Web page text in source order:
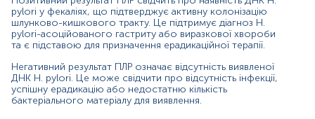
Гастроентерологія:діагностика диспепсії,
виразкової хвороби, хронічного гастриту.
Онкологія:оцінка ризику розвитку раку шлунка та
MALT-лімфоми.
Педіатрія:неінвазивне виявлення H. pylori у дітей
із болем у животі.
Інфекційні хвороби:контроль лікування та
pylori у фекаліях, що підтверджує активну колонізацію
шлунково-кишкового тракту. Це підтримує діагноз H.
pylori-асоційованого гастриту або виразкової хвороби
та є підставою для призначення ерадикаційної терапії.
Негативний результат ПЛР означає відсутність виявленої
ДНК H. pylori. Це може свідчити про відсутність інфекції,
успішну ерадикацію або недостатню кількість
бактеріального матеріалу для виявлення.